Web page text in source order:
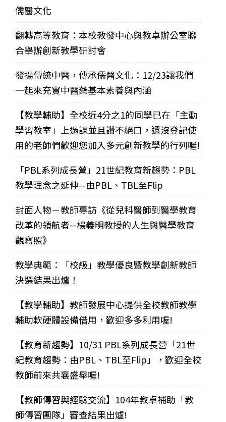
儒醫文化
翻轉高等教育：本校教發中心與教卓辦公室聯
合舉辦創新教學研討會
發揚傳統中醫，傳承儒醫文化：12/23讓我們
一起來充實中醫藥基本素養與內涵
【教學輔助】全校近4分之1的同學已在「主動
學習教室」上過課並且讚不絕口，還沒登記使
用的老師們歡迎您加入多元創新教學的行列喔!
「PBL系列成長營」21世紀教育新趨勢：PBL
教學理念之延伸--由PBL、TBL至Flip
封面人物－教師專訪《從兒科醫師到醫學教育
改革的領航者--楊義明教授的人生與醫學教育
觀寫照》
教學典範：「校級」教學優良暨教學創新教師
決選結果出爐！
【教學輔助】教師發展中心提供全校教師教學
輔助軟硬體設備借用，歡迎多多利用喔!
【教育新趨勢】10/31 PBL系列成長營「21世
紀教育趨勢：由PBL、TBL至Flip」，歡迎全校
教師前來共襄盛舉喔!
【教師傳習與經驗交流】104年教卓補助「教
師傳習團隊」審查結果出爐!